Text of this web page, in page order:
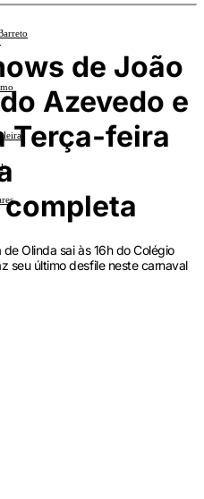
de João
Azevedo e
Terça-feira
Olinda sai às 16h do Colégio
seu último desfile neste carnaval